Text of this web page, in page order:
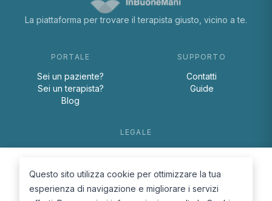
La piattaforma per trovare il terapista giusto, vicino a te.
PORTALE
Sei un paziente?
Sei un terapista?
Blog
SUPPORTO
Contatti
Guide
LEGALE
Cookie Policy
Questo sito utilizza cookie per ottimizzare la tua
esperienza di navigazione e migliorare i servizi